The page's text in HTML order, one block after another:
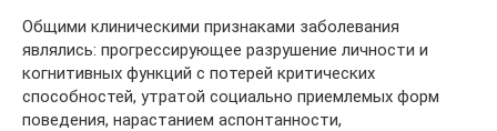
Общими клиническими признаками заболевания
являлись: прогрессирующее разрушение личности и
когнитивных функций с потерей критических
способностей, утратой социально приемлемых форм
поведения, нарастанием аспонтанности,